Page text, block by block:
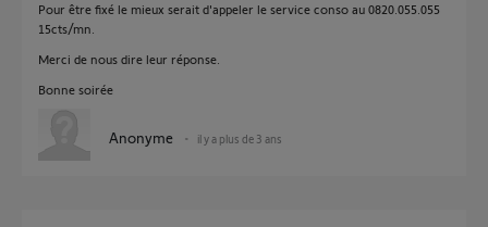
Pour être fixé le mieux serait d'appeler le service conso au 0820.055.055
15cts/mn.
Merci de nous dire leur réponse.
Bonne soirée
Anonyme il y a plus de 3 ans